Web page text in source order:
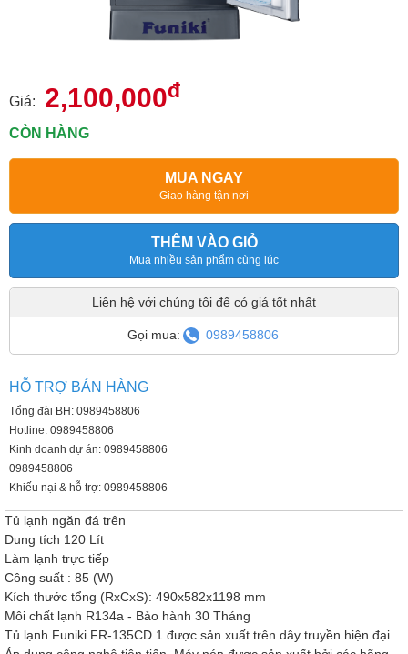
Giá: 2,100,000đ
CÒN HÀNG
MUA NGAY
Giao hàng tận nơi
THÊM VÀO GIỎ
Mua nhiều sản phẩm cùng lúc
Liên hệ với chúng tôi để có giá tốt nhất
Gọi mua: 0989458806
HỖ TRỢ BÁN HÀNG
Tổng đài BH: 0989458806
Hotline: 0989458806
Kinh doanh dự án: 0989458806
0989458806
Khiếu nại & hỗ trợ: 0989458806
Tủ lạnh ngăn đá trên
Dung tích 120 Lít
Làm lạnh trực tiếp
Công suất : 85 (W)
Kích thước tổng (RxCxS): 490x582x1198 mm
Môi chất lạnh R134a - Bảo hành 30 Tháng
Tủ lạnh Funiki FR-135CD.1 được sản xuất trên dây truyền hiện đại.